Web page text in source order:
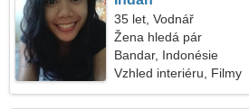
35 let, Vodnář
Žena hledá pár
Bandar, Indonésie
Vzhled interiéru, Filmy